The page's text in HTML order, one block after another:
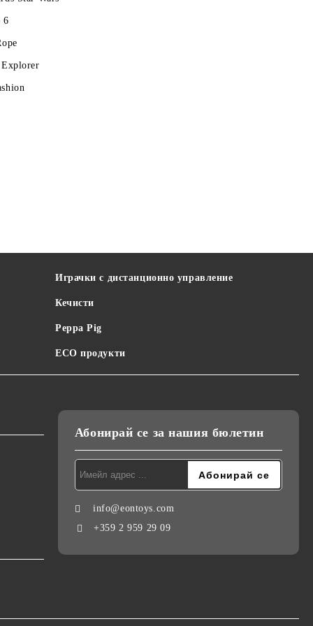
6
Играчки с дистанционно управление
Кечисти
Peppa Pig
ECO продукти
Абонирай се за нашия бюлетин
info@eontoys.com
+359 2 959 29 09